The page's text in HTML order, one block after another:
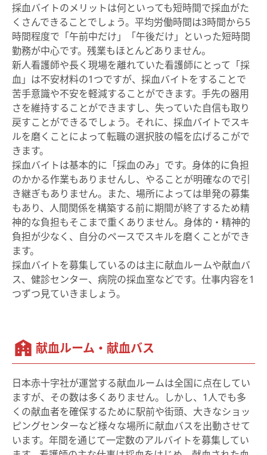
採血バイトのメリットは何といっても短時間で採血がた
くさんできることでしょう。平均労働時間は3時間から5
時間程度で「午前中だけ」「午後だけ」といった短時間
勤務が中心です。残業もほとんどありません。
新人看護師や長く現場を離れていた看護師にとって「採
血」は不安材料の1つですが、採血バイトをすることで
苦手意識や不安を軽減することができます。手先の器用
さを維持することができますし、失っていた自信も取り
戻すことができるでしょう。それに、採血バイトでスキ
ルを磨くことによって転職の選択肢の幅を広げるこがで
きます。
採血バイトは基本的に「採血のみ」です。身体的に負担
のかかる作業もありませんし、やることが明確なので引
き継ぎもありません。また、場所によっては単発の募集
もあり、人間関係を構築する前に期間が終了するため精
神的な負担もそこまで重くありません。身体的・精神的
負担が少なく、自分のペースでスキルを磨くことができ
ます。
採血バイトを募集しているのは主に献血ルームや献血バ
ス、健診センター、病院の採血室などです。仕事内容を1
つずつ見ていきましょう。
献血ルーム・献血バス
日本赤十字社が運営する献血ルームは全国に点在してい
ますが、その数は多くありません。しかし、1人でも多
くの献血者を確保するために駅前や街頭、大きなショッ
ピングセンターなど様々な場所に献血バスを出動させて
います。年間を通じて一定数のアルバイトを募集してい